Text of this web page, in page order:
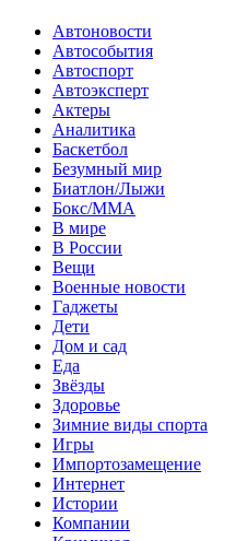
Автоновости
Автособытия
Автоспорт
Автоэксперт
Актеры
Аналитика
Баскетбол
Безумный мир
Биатлон/Лыжи
Бокс/MMA
В мире
В России
Вещи
Военные новости
Гаджеты
Дети
Дом и сад
Еда
Звёзды
Здоровье
Зимние виды спорта
Игры
Импортозамещение
Интернет
Истории
Компании